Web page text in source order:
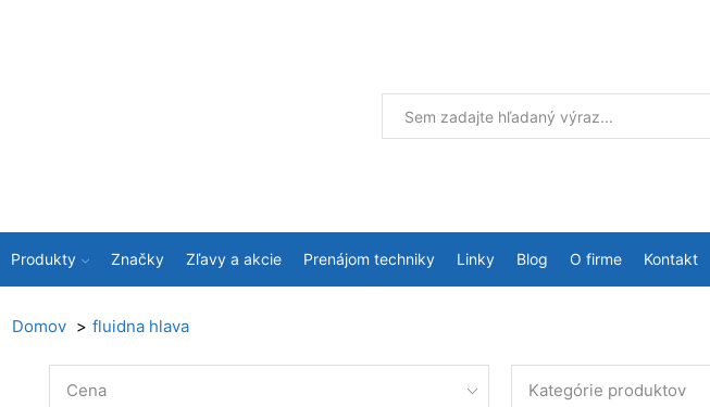
Produkty Značky Zľavy a akcie Prenájom techniky Linky Blog O firme Kontakt
Domov fluidna hlava
Cena Kategórie produktov